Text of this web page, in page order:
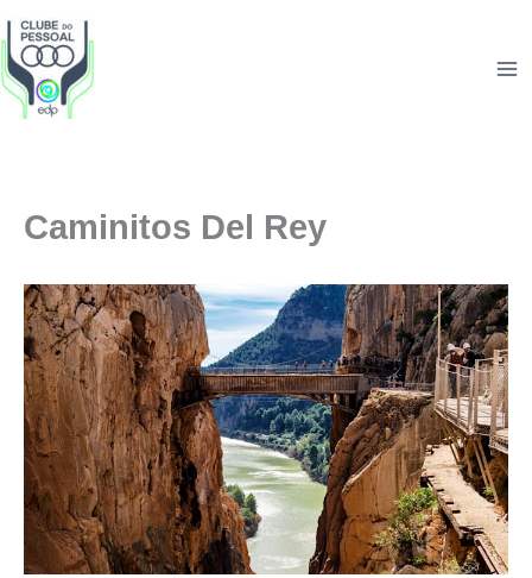
to
content
Caminitos Del Rey